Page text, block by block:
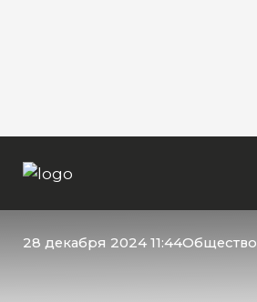
28 декабря 2024 11:44Общество